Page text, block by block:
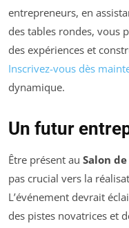
entrepreneurs, en
des tables rondes, vous
des expériences et
Inscrivez-vous dès
dynamique.
Un futur
Être présent au Salon
pas crucial vers la
L’événement devrait
des pistes novatrices et